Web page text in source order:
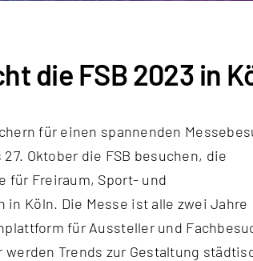
die FSB 2023 in
für einen spannenden
27. Oktober die FSB besuchen, die
für Freiraum, Sport- und
Köln. Die Messe ist alle zwei Jahre
für Aussteller und
werden Trends zur Gestaltung